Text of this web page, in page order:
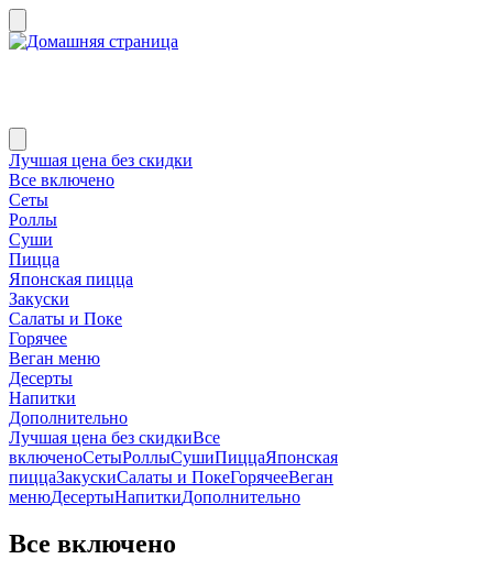
Лучшая цена без скидки
Все включено
Сеты
Роллы
Суши
Пицца
Японская пицца
Закуски
Салаты и Поке
Горячее
Веган меню
Десерты
Напитки
Дополнительно
Лучшая цена без скидкиВсе
включеноСетыРоллыСушиПиццаЯпонская
пиццаЗакускиСалаты и ПокеГорячееВеган
менюДесертыНапиткиДополнительно
Все включено